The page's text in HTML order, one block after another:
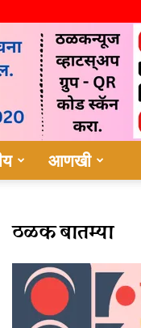
आणखी
ठळक बातम्या